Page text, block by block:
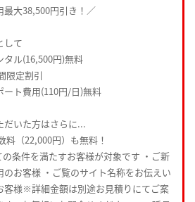
最大38,500円引き！／
して
タル(16,500円)無料
限定割引
ート費用(110円/日)無料
だいた方はさらに...
（22,000円）も無料！
の条件を満たすお客様が対象です ・ご新
のお客様 ・ご覧のサイト名称をお伝えい
客様※詳細金額は別途お見積りにてご案